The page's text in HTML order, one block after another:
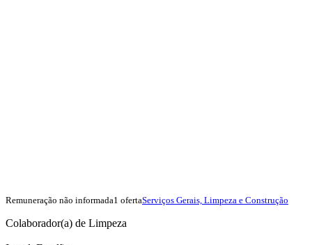
Remuneração não informada1 ofertaServiços Gerais, Limpeza e Construção
Colaborador(a) de Limpeza